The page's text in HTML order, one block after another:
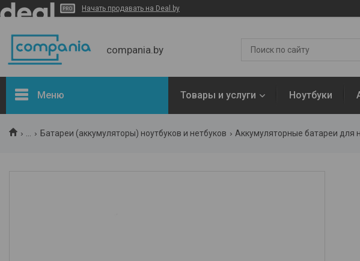
Начать продавать на Deal.by
compania.by
Меню Товары и услуги Ноутбуки
Батареи (аккумуляторы) ноутбуков и нетбуков Аккумуляторные батареи для